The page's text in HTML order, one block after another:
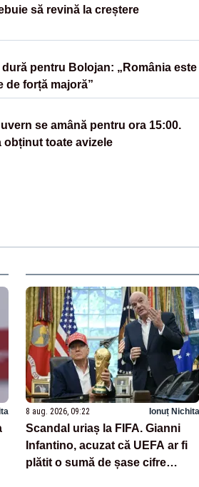
să revină la creștere
dură pentru Bolojan: „România este
de forță majoră”
se amână pentru ora 15:00.
obținut toate avizele
8 aug. 2026, 09:22 Ionuț Nichita
Scandal uriaș la FIFA. Gianni
Infantino, acuzat că UEFA ar fi
plătit o sumă de șase cifre